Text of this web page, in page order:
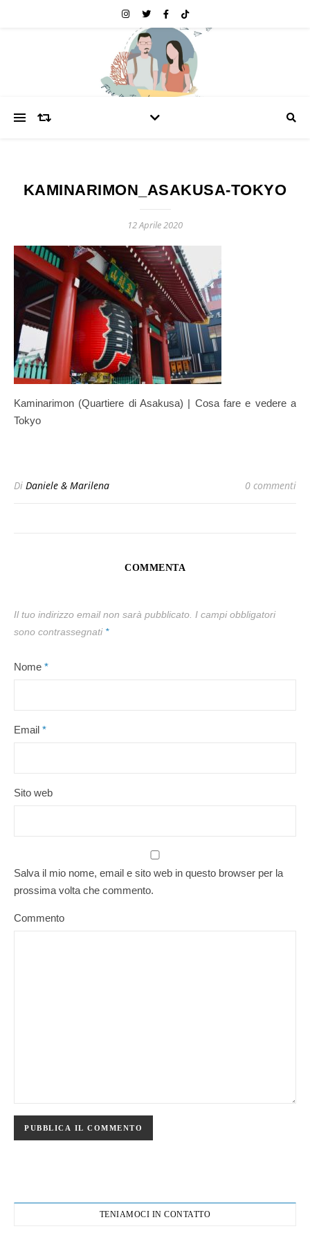
KAMINARIMON_ASAKUSA-TOKYO
12 Aprile 2020
Kaminarimon (Quartiere di Asakusa) | Cosa fare e vedere a
Tokyo
Di Daniele & Marilena 0 commenti
COMMENTA
Il tuo indirizzo email non sarà pubblicato. I campi obbligatori
sono contrassegnati *
Nome *
Email *
Sito web
Salva il mio nome, email e sito web in questo browser per la
prossima volta che commento.
Commento
TENIAMOCI IN CONTATTO